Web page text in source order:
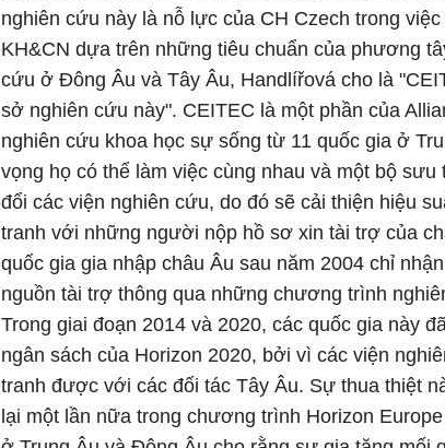
nghiên cứu này là nỗ lực của CH Czech trong
KH&CN dựa trên những tiêu chuẩn của phương
cứu ở Đông Âu và Tây Âu, Handlířová cho là
sở nghiên cứu này". CEITEC là một phần của
nghiên cứu khoa học sự sống từ 11 quốc gia ở
vọng họ có thể làm việc cùng nhau và một bộ
đổi các viện nghiên cứu, do đó sẽ cải thiện hiệu
tranh với những người nộp hồ sơ xin tài trợ của
quốc gia gia nhập châu Âu sau năm 2004 chỉ
nguồn tài trợ thông qua những chương trình
Trong giai đoạn 2014 và 2020, các quốc gia này
ngân sách của Horizon 2020, bởi vì các viện
tranh được với các đối tác Tây Âu. Sự thua thiệt
lại một lần nữa trong chương trình Horizon